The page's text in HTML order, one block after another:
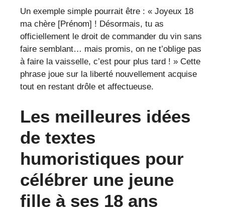
Un exemple simple pourrait être : « Joyeux 18
ma chère [Prénom] ! Désormais, tu as
officiellement le droit de commander du vin sans
faire semblant… mais promis, on ne t’oblige pas
à faire la vaisselle, c’est pour plus tard ! » Cette
phrase joue sur la liberté nouvellement acquise
tout en restant drôle et affectueuse.
Les meilleures idées
de textes
humoristiques pour
célébrer une jeune
fille à ses 18 ans